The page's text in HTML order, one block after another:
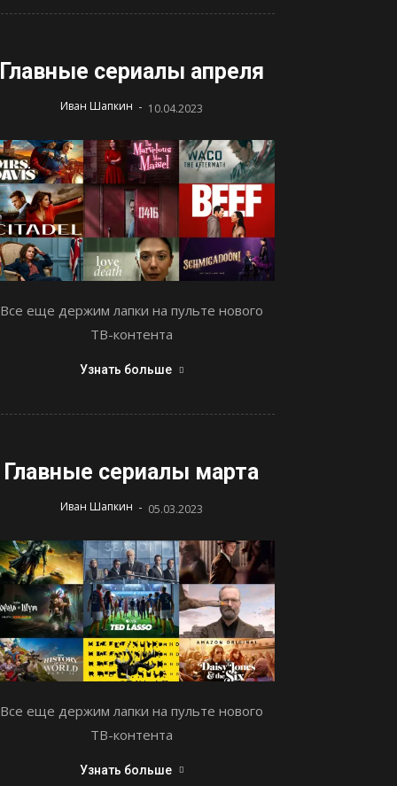
Главные сериалы апреля
Иван Шапкин - 10.04.2023
Все еще держим лапки на пульте нового
ТВ-контента
Узнать больше
Главные сериалы марта
Иван Шапкин - 05.03.2023
Все еще держим лапки на пульте нового
ТВ-контента
Узнать больше